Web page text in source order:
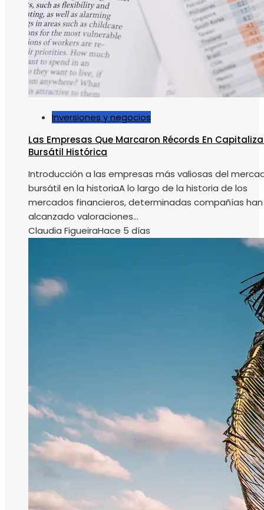
Inversiones y negocios
Las Empresas Que Marcaron Récords En
Bursátil Histórica
Introducción a las empresas más valiosas del
bursátil en la historiaA lo largo de la historia de los
mercados financieros, determinadas compañías han
alcanzado valoraciones...
Claudia FigueiraHace 5 días